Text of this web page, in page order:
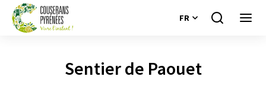
FR
Je
Sentier de Paouet